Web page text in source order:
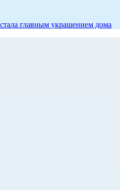
главным украшением дома